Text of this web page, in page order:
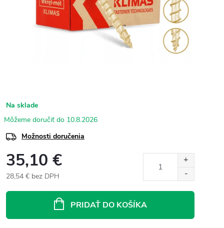
Na sklade
10.8.2026
Možnosti doručenia
35,10 €
28,54 € bez DPH
PRIDAŤ DO KOŠÍKA